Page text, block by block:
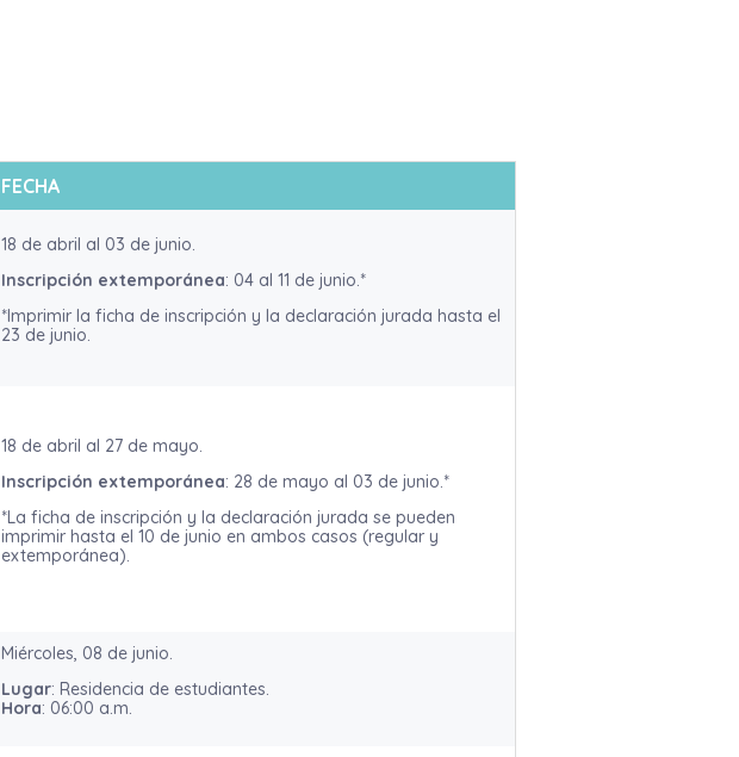
FECHA
18 de abril al 03 de junio.
Inscripción extemporánea: 04 al 11 de junio.*
*Imprimir la ficha de inscripción y la declaración jurada hasta el
23 de junio.
18 de abril al 27 de mayo.
Inscripción extemporánea: 28 de mayo al 03 de junio.*
*La ficha de inscripción y la declaración jurada se pueden
imprimir hasta el 10 de junio en ambos casos (regular y
extemporánea).
Miércoles, 08 de junio.
Lugar: Residencia de estudiantes.
Hora: 06:00 a.m.